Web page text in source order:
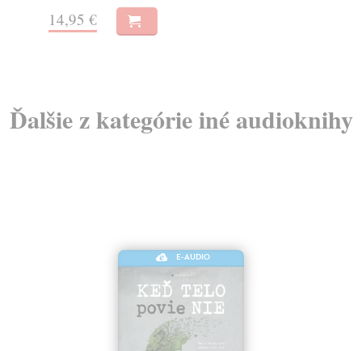
16,95 €
Ďalšie z kategórie iné audioknihy
E-AUDIO